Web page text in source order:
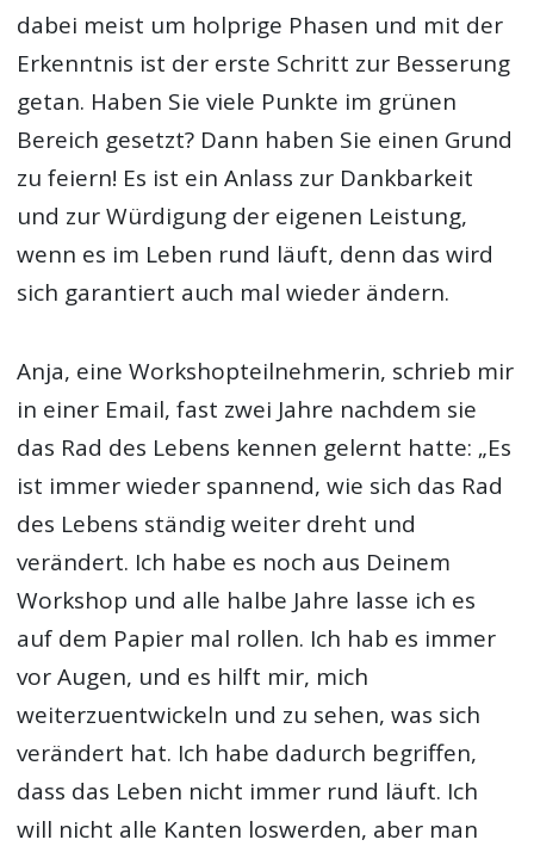
dabei meist um holprige Phasen und mit der
Erkenntnis ist der erste Schritt zur Besserung
getan. Haben Sie viele Punkte im grünen
Bereich gesetzt? Dann haben Sie einen Grund
zu feiern! Es ist ein Anlass zur Dankbarkeit
und zur Würdigung der eigenen Leistung,
wenn es im Leben rund läuft, denn das wird
sich garantiert auch mal wieder ändern.
Anja, eine Workshopteilnehmerin, schrieb mir
in einer Email, fast zwei Jahre nachdem sie
das Rad des Lebens kennen gelernt hatte: „Es
ist immer wieder spannend, wie sich das Rad
des Lebens ständig weiter dreht und
verändert. Ich habe es noch aus Deinem
Workshop und alle halbe Jahre lasse ich es
auf dem Papier mal rollen. Ich hab es immer
vor Augen, und es hilft mir, mich
weiterzuentwickeln und zu sehen, was sich
verändert hat. Ich habe dadurch begriffen,
dass das Leben nicht immer rund läuft. Ich
will nicht alle Kanten loswerden, aber man